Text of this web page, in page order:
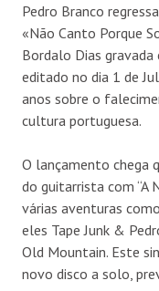
Pedro Branco
«Não Canto Porque
Bordalo Dias
editado no dia 1 de
anos sobre o
cultura portuguesa.
O lançamento chega
do guitarrista com “A
várias aventuras
eles Tape Junk &
Old Mountain. Este
novo disco a solo,